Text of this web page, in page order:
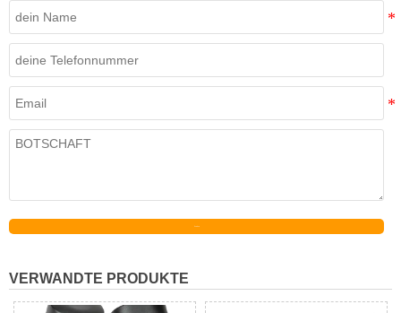
VERWANDTE PRODUKTE